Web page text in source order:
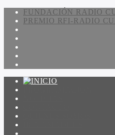
FUNDACIÓN RADIO
PREMIO RFI-RADIO